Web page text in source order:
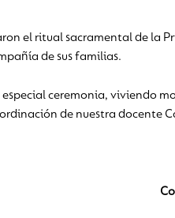
el ritual sacramental de la
de sus familias.
ceremonia, viviendo
de nuestra docente